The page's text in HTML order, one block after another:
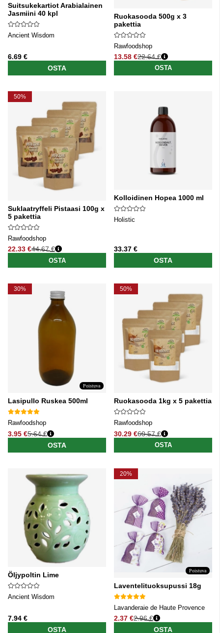
Suitsukekartiot Arabialainen
Jasmiini 40 kpl
Ancient Wisdom
6.69 €
OSTA
Ruokasooda 500g x 3
pakettia
Rawfoodshop
13.58 €
Normaali hinta
22.64 €
OSTA
50%
Suklaatryffeli Pistaasi 100g x
5 pakettia
Rawfoodshop
22.33 €
Normaali hinta
44.67 €
OSTA
Kolloidinen Hopea 1000 ml
Holistic
33.37 €
OSTA
30%
Poistuva
Lasipullo Ruskea 500ml
Rawfoodshop
3.95 €
Normaali hinta
5.64 €
OSTA
50%
Ruokasooda 1kg x 5 pakettia
Rawfoodshop
30.29 €
Normaali hinta
60.57 €
OSTA
Öljypoltin Lime
Ancient Wisdom
7.94 €
OSTA
20%
Poistuva
Laventelituoksupussi 18g
Lavanderaie de Haute Provence
2.37 €
Normaali hinta
2.96 €
OSTA